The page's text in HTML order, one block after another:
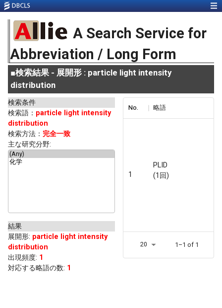
A Search Service for
Abbreviation / Long Form
■検索結果 - 展開形 : particle light intensity
distribution
検索条件
検索語： particle light intensity
distribution
検索方法： 完全一致
主な研究分野:
結果
展開形: particle light intensity
distribution
出現頻度: 1
対応する略語の数: 1
No. 略語
1
PLID
(1回)
20 1–1 of 1